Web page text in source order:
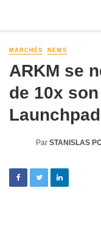
MARCHÉS NEWS
ARKM se
de 10x
Launchpad
Par STANISLAS